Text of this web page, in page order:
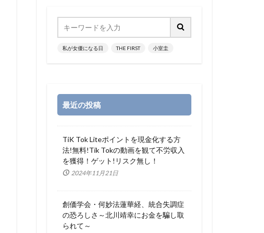
私が女優になる日 THE FIRST 小室圭
最近の投稿
TiK Tok Liteポイントを現金化する方
法!無料!Tik Tokの動画を観て不労収入
を獲得！ゲット!リスク無し！
2024年11月21日
創価学会・何妙法蓮華経、統合失調症
の恐ろしさ～北川靖幸にお金を騙し取
られて～